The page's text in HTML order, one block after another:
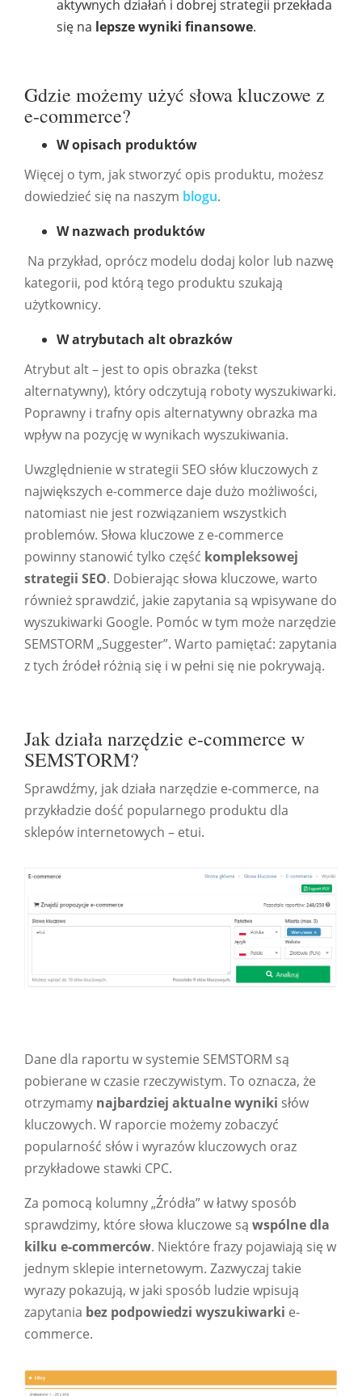
aktywnych działań i dobrej strategii przekłada
się na lepsze wyniki finansowe.
Gdzie możemy użyć słowa kluczowe z
e-commerce?
W opisach produktów
Więcej o tym, jak stworzyć opis produktu, możesz
dowiedzieć się na naszym blogu.
W nazwach produktów
Na przykład, oprócz modelu dodaj kolor lub nazwę
kategorii, pod którą tego produktu szukają
użytkownicy.
W atrybutach alt obrazków
Atrybut alt – jest to opis obrazka (tekst
alternatywny), który odczytują roboty wyszukiwarki.
Poprawny i trafny opis alternatywny obrazka ma
wpływ na pozycję w wynikach wyszukiwania.
Uwzględnienie w strategii SEO słów kluczowych z
największych e-commerce daje dużo możliwości,
natomiast nie jest rozwiązaniem wszystkich
problemów. Słowa kluczowe z e-commerce
powinny stanowić tylko część kompleksowej
strategii SEO. Dobierając słowa kluczowe, warto
również sprawdzić, jakie zapytania są wpisywane do
wyszukiwarki Google. Pomóc w tym może narzędzie
SEMSTORM „Suggester”. Warto pamiętać: zapytania
z tych źródeł różnią się i w pełni się nie pokrywają.
Jak działa narzędzie e-commerce w
SEMSTORM?
Sprawdźmy, jak działa narzędzie e-commerce, na
przykładzie dość popularnego produktu dla
sklepów internetowych – etui.
Dane dla raportu w systemie SEMSTORM są
pobierane w czasie rzeczywistym. To oznacza, że
otrzymamy najbardziej aktualne wyniki słów
kluczowych. W raporcie możemy zobaczyć
popularność słów i wyrazów kluczowych oraz
przykładowe stawki CPC.
Za pomocą kolumny „Źródła” w łatwy sposób
sprawdzimy, które słowa kluczowe są wspólne dla
kilku e-commerców. Niektóre frazy pojawiają się w
jednym sklepie internetowym. Zazwyczaj takie
wyrazy pokazują, w jaki sposób ludzie wpisują
zapytania bez podpowiedzi wyszukiwarki e-
commerce.